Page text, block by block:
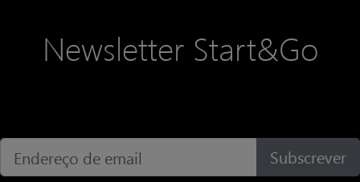
Newsletter Start&Go
Subscrever